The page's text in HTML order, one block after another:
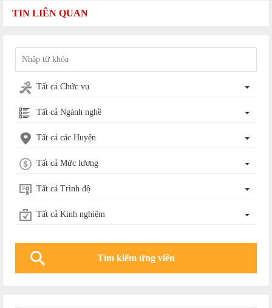
TIN LIÊN QUAN
Tất cả Chức vụ
Tất cả Ngành nghề
Tất cả các Huyện
Tất cả Mức lương
Tất cả Trình độ
Tất cả Kinh nghiệm